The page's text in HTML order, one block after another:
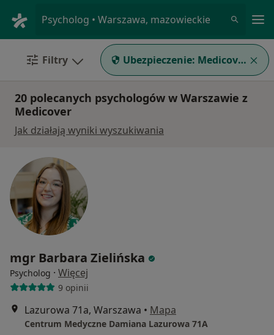
Psycholog • Warszawa, mazowieckie
Filtry Ubezpieczenie: Medicover
20 polecanych psychologów w Warszawie z
Medicover
Jak działają wyniki wyszukiwania
mgr Barbara Zielińska
Psycholog · Więcej
9 opinii
Lazurowa 71a, Warszawa • Mapa
Centrum Medyczne Damiana Lazurowa 71A